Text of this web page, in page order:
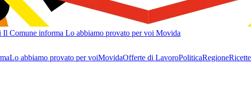
Il Comune informa Lo abbiamo provato per voi Movida
Lo abbiamo provato per voiMovidaOfferte di LavoroPoliticaRegioneRicette